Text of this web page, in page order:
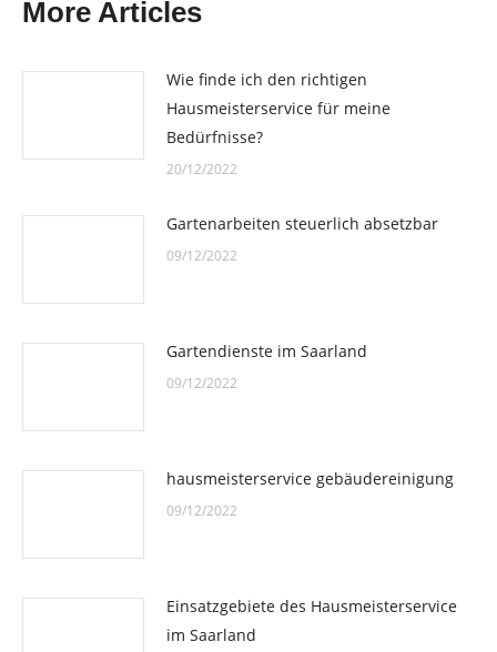
More Articles
Wie finde ich den richtigen
Hausmeisterservice für meine
Bedürfnisse?
20/12/2022
Gartenarbeiten steuerlich absetzbar
09/12/2022
Gartendienste im Saarland
09/12/2022
hausmeisterservice gebäudereinigung
09/12/2022
Einsatzgebiete des Hausmeisterservice
im Saarland